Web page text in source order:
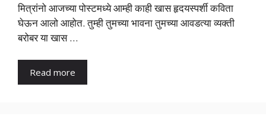
मित्रांनो आजच्या पोस्टमध्ये आम्ही काही खास हृदयस्पर्शी कविता
घेऊन आलो आहोत. तुम्ही तुमच्या भावना तुमच्या आवडत्या व्यक्ती
बरोबर या खास …
Read more